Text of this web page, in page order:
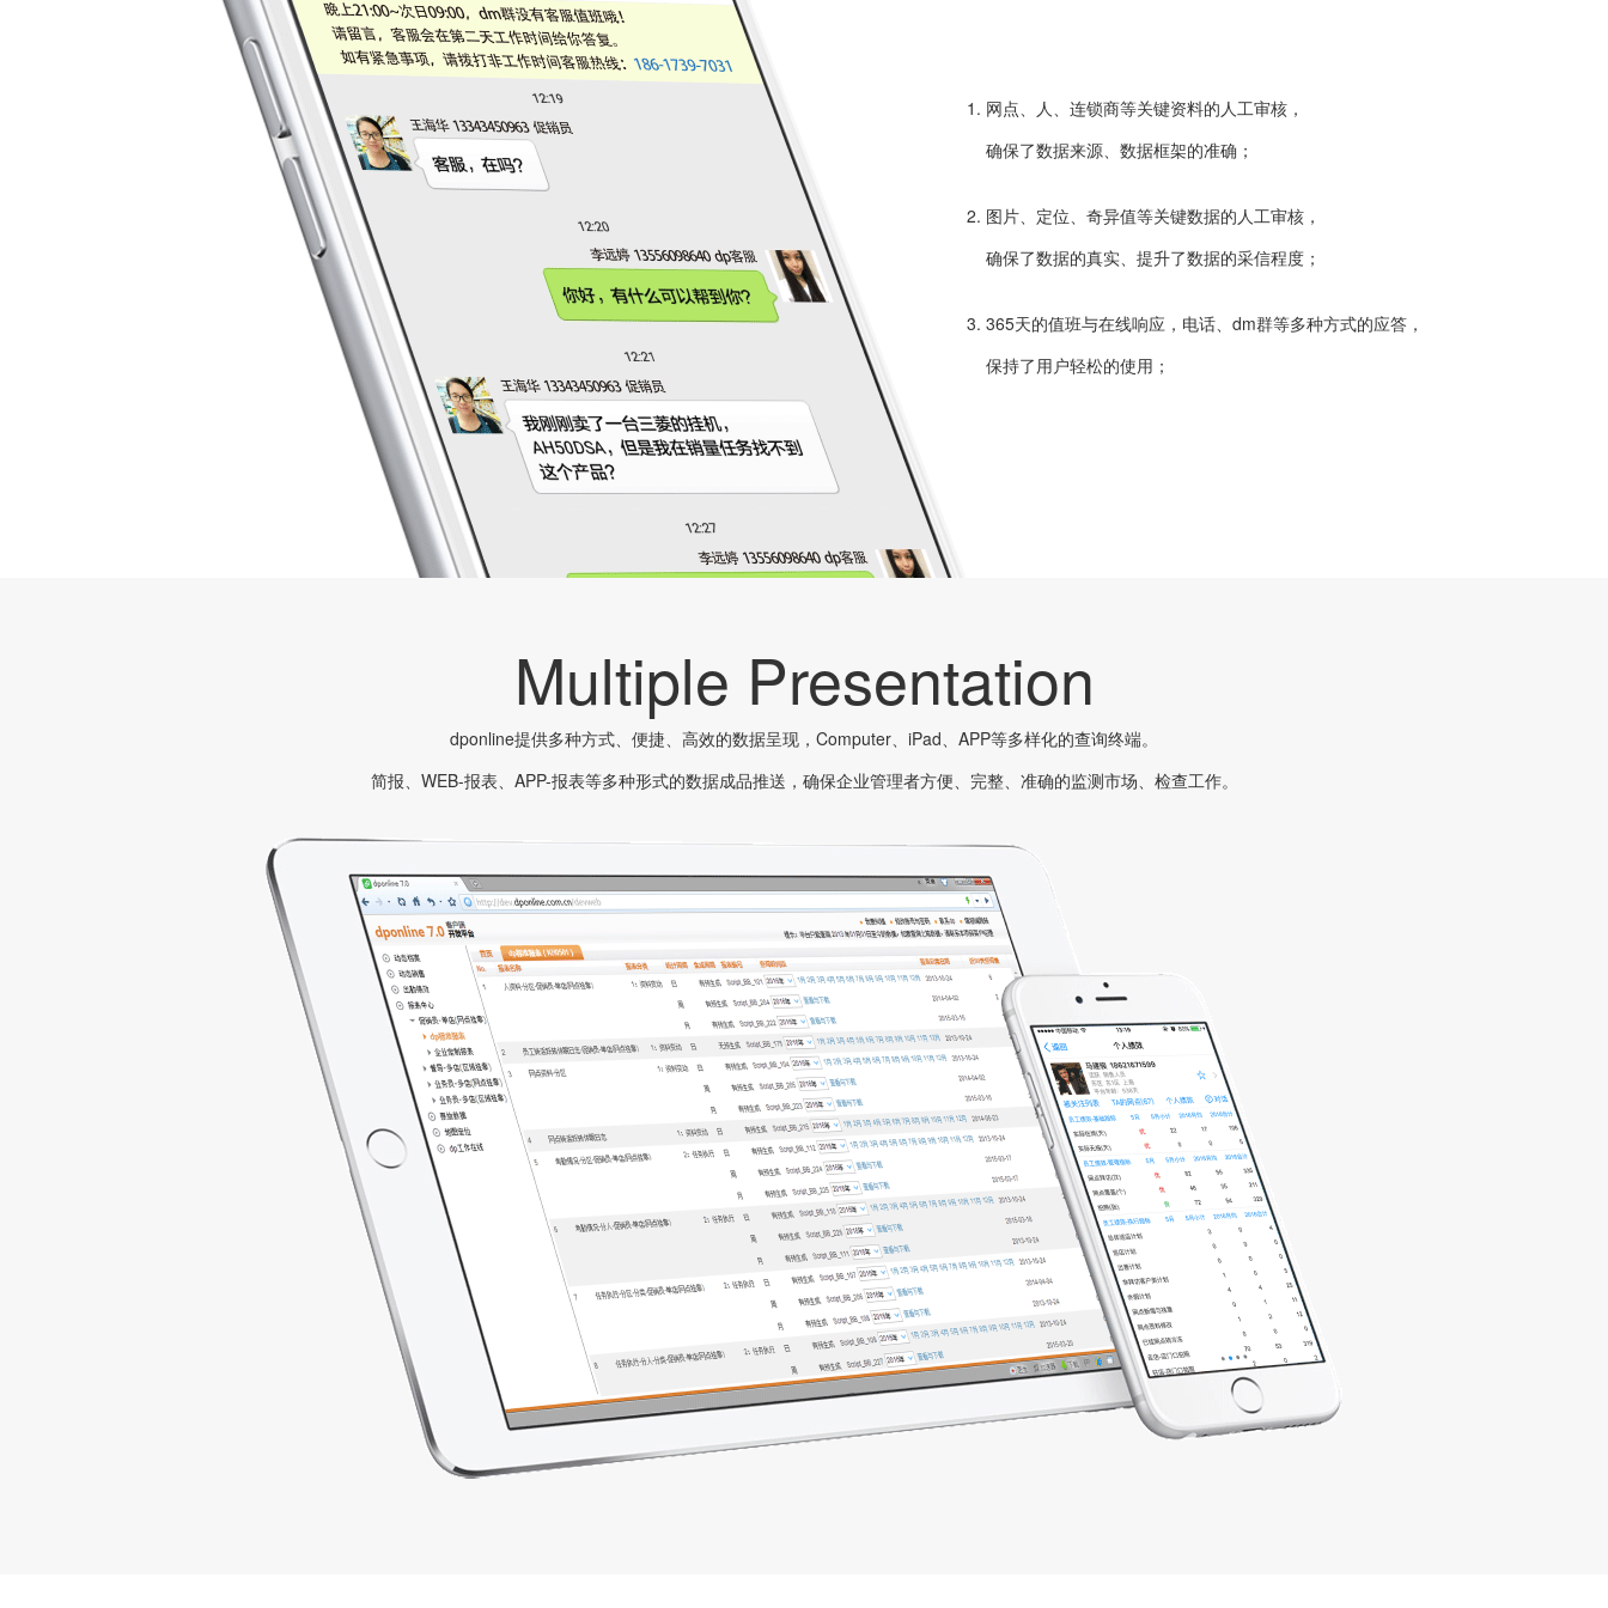
1. 网点、人、连锁商等关键资料的人工审核，
确保了数据来源、数据框架的准确；
2. 图片、定位、奇异值等关键数据的人工审核，
确保了数据的真实、提升了数据的采信程度；
3. 365天的值班与在线响应，电话、dm群等多种方式的应答，
保持了用户轻松的使用；
Multiple Presentation
dponline提供多种方式、便捷、高效的数据呈现，Computer、iPad、APP等多样化的查询终端。
简报、WEB-报表、APP-报表等多种形式的数据成品推送，确保企业管理者方便、完整、准确的监测市场、检查工作。